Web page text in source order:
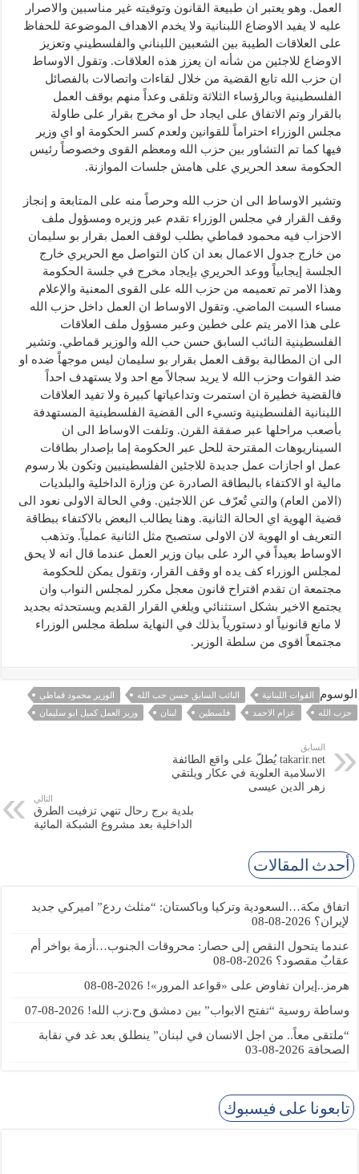
العمل. وهو يعتبر ان طبيعة القانون وتوقيته غير مناسبين والاصرار
عليه لا يفيد الاوضاع اللبنانية ولا يخدم الاهداف الموضوعة للحفاظ
على العلاقات الطيبة بين الشعبين اللبناني والفلسطيني وتعزيز
الاوضاع للاجئين من شأنه ان يعزز هذه العلاقات. وتقول الاوساط
ان حزب الله تابع القضية من خلال لقاءات واتصالات بالفصائل
الفلسطينية وبالرؤساء الثلاثة وتلقى وعداً منهم بوقف العمل
بالقرار وتم الاتفاق على ايجاد حل او مخرج بقرار على طاولة
مجلس الوزراء احتراماً للقوانين ولعدم كسر الحكومة او اي وزير
فيها كما تم التشاور بين حزب الله ومعظم القوى وخصوصاً رئيس
الحكومة سعد الحريري على هامش جلسات الموازنة.
وتشير الاوساط الى ان حزب الله وحرصاً منه على المتابعة و إنجاز
وقف القرار في مجلس الوزراء تقدم عبر وزيره ومسؤول ملف
الاحزاب فيه محمود قماطي بطلب لوقف العمل بقرار بو سليمان
من خارج جدول الاعمال بعد ان كان التواصل مع الحريري خارج
الجلسة إيجابياً ووعد الحريري بإيجاد مخرج في جلسة الحكومة
وهذا الامر تم تعميمه من حزب الله على القوى المعنية والإعلام
مساء السبت الماضي. وتقول الاوساط ان العمل داخل حزب الله
على هذا الامر يتم على خطين وعبر مسؤول ملف العلاقات
الفلسطينية النائب السابق حسن حب الله والوزير قماطي. وتشير
الى ان المطالبة بوقف العمل بقرار بو سليمان ليس موجهاً ضده او
ضد القوات وحزب الله لا يريد سجالاً مع احد ولا يستهدف احداً
فالقضية خطيرة ان استمرت وتداعياتها كبيرة ولا تفيد العلاقات
اللبنانية الفلسطينية وتسيء الى القضية الفلسطينية المستهدفة
بأصعب مراحلها عبر صفقة القرن. وتلفت الاوساط الى ان
السيناريوهات المقترحة للحل عبر الحكومة إما بإصدار بطاقات
عمل او اجازات عمل جديدة للاجئين الفلسطينيين وتكون بلا رسوم
مالية او الاكتفاء بالبطاقة الصادرة عن وزارة الداخلية والبلديات
(الامن العام) والتي تُعرّف عن اللاجئين. وفي الحالة الاولى نعود الى
قضية الهوية اي الحالة الثانية. وهنا يطالب البعض بالاكتفاء ببطاقة
التعريف او الهوية لان الاولى ستصبح مثل الثانية عملياً. وتذهب
الاوساط بعيداً في الرد على بيان وزير العمل عندما قال انه لا يحق
لمجلس الوزراء كف يده او وقف القرار، وتقول يمكن للحكومة
مجتمعة ان تقدم اقتراح قانون معجل مكرر لمجلس النواب وان
يجتمع الاخير بشكل استثنائي ويلغي القرار القديم ويستحدثه بجديد
لا مانع قانونياً او دستورياً بذلك في النهاية سلطة مجلس الوزراء
مجتمعاً اقوى من سلطة الوزير.
الوسوم القوات اللبنانية النائب السابق حسن حب الله
الوزير محمود قماطي
حزب الله
عزام الاحمد فلسطين لبنان وزير العمل كميل ابو سليمان
السابق
takarir.net يُطلّ على واقع الطائفة
الاسلامية العلوية في عكار ويلتقي
زهر الدين عيسى
التالي
بلدية برج رحال تنهي تزفيت الطرق
الداخلية بعد مشروع الشبكة المائية
أحدث المقالات
اتفاق مكة…السعودية وتركيا وباكستان: “مثلث ردع” اميركي جديد
لإيران؟ 2026-08-08
عندما يتحول النقص إلى حصار: محروقات الجنوب…أزمة بواخر أم
عقابٌ مقصود؟ 2026-08-08
هرمز..إيران تفاوض على «قواعد المرور»! 2026-08-08
وساطة روسية “تفتح الابواب” بين دمشق وح.زب الله! 2026-08-07
“ملتقى معاً.. من اجل الانسان في لبنان” ينطلق بعد غد في نقابة
الصحافة 2026-08-03
تابعونا على فيسبوك